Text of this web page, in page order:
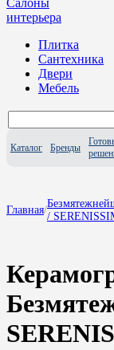
Салоны
интерьера
Плитка
Сантехника
Двери
Мебель
Каталог Бренды
Главная/
/